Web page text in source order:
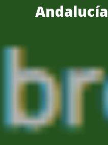
Andalucía